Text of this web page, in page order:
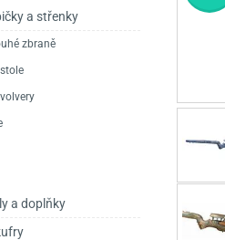
Vzduchovky PCP
Vzduchovky
pistole a revolvery
zbraně
Brokovnice
Příslušenství pro
Kolimátory, lasery
a střenky
zbraně
a doplňky